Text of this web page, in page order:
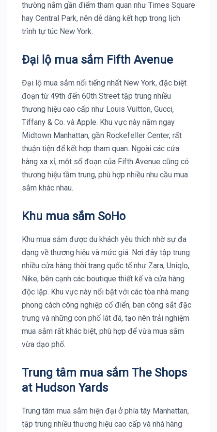
thường nằm gần điểm tham quan như Times Square
hay Central Park, nên dễ dàng kết hợp trong lịch
trình tự túc New York.
Đại lộ mua sắm Fifth Avenue
Đại lộ mua sắm nổi tiếng nhất New York, đặc biệt
đoạn từ 49th đến 60th Street tập trung nhiều
thương hiệu cao cấp như Louis Vuitton, Gucci,
Tiffany & Co. và Apple. Khu vực này nằm ngay
Midtown Manhattan, gần Rockefeller Center, rất
thuận tiện để kết hợp tham quan. Ngoài các cửa
hàng xa xỉ, một số đoạn của Fifth Avenue cũng có
thương hiệu tầm trung, phù hợp nhiều nhu cầu mua
sắm khác nhau.
Khu mua sắm SoHo
Khu mua sắm được du khách yêu thích nhờ sự đa
dạng về thương hiệu và mức giá. Nơi đây tập trung
nhiều cửa hàng thời trang quốc tế như Zara, Uniqlo,
Nike, bên cạnh các boutique thiết kế và cửa hàng
độc lập. Khu vực này nổi bật với các tòa nhà mang
phong cách công nghiệp cổ điển, ban công sắt đặc
trưng và những con phố lát đá, tạo nên trải nghiệm
mua sắm rất khác biệt, phù hợp để vừa mua sắm
vừa dạo phố.
Trung tâm mua sắm The Shops
at Hudson Yards
Trung tâm mua sắm hiện đại ở phía tây Manhattan,
tập trung nhiều thương hiệu cao cấp và nhà hàng